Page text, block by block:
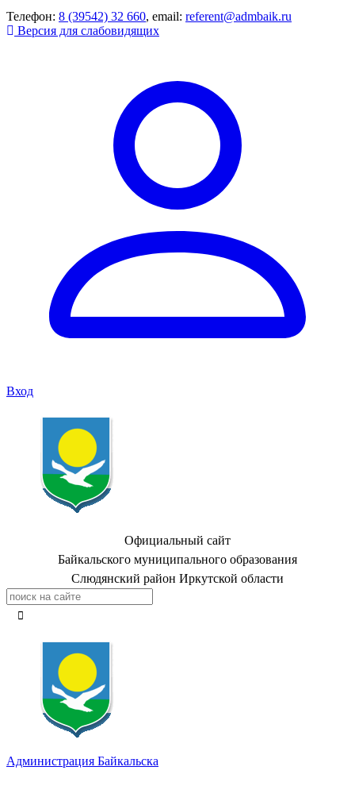
Телефон: 8 (39542) 32 660, email: referent@admbaik.ru
Версия для слабовидящих
Вход
Официальный сайт
Байкальского муниципального образования
Слюдянский район Иркутской области
Администрация Байкальска